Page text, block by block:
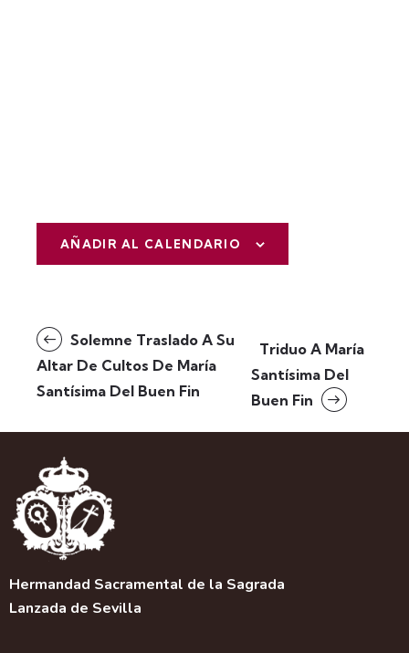
AÑADIR AL CALENDARIO
N
a
v
e
c
i
ó
n
d
e
l
Solemne Traslado A Su
Altar De Cultos De María
Santísima Del Buen Fin
Triduo A María
Santísima Del
Buen Fin
Hermandad Sacramental de la Sagrada
Lanzada de Sevilla